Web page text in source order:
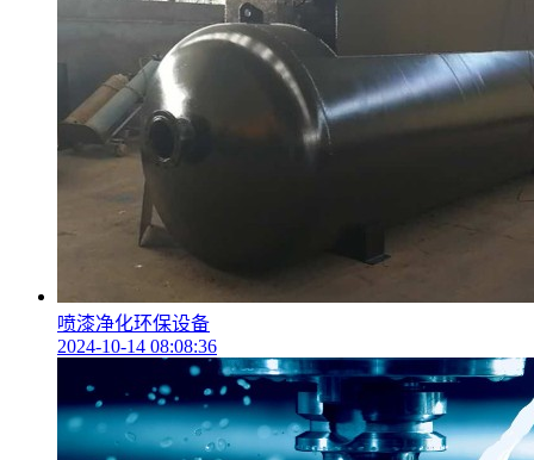
喷漆净化环保设备
2024-10-14 08:08:36